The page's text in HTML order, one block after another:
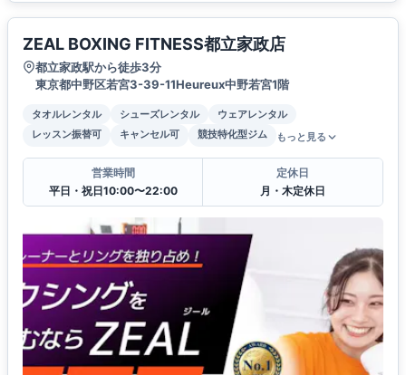
ZEAL BOXING FITNESS都立家政店
都立家政駅から徒歩3分
東京都中野区若宮3-39-11Heureux中野若宮1階
タオルレンタル シューズレンタル
ウェアレンタル
レッスン振替可
キャンセル可 競技特化型ジム もっと見る
営業時間
平日・祝日10:00〜22:00
定休日
月・木定休日